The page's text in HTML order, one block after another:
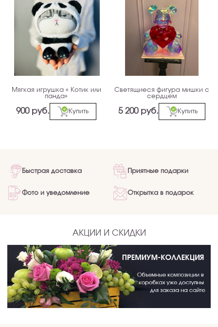
Мягкая игрушка « Котик или
панда»
900 руб. Купить
Светящиеся фигура мишки с
сердцем
5 200 руб. Купить
Быстрая доставка Приятные подарки
Фото и уведомление Открытка в подарок
АКЦИИ И СКИДКИ